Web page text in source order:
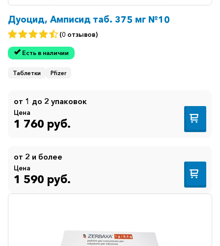
Дуоцид, Амписид таб. 375 мг №10
(0 отзывов)
Есть в наличии
Таблетки Pfizer
от 1 до 2 упаковок
Цена
1 760 руб.
от 2 и более
Цена
1 590 руб.